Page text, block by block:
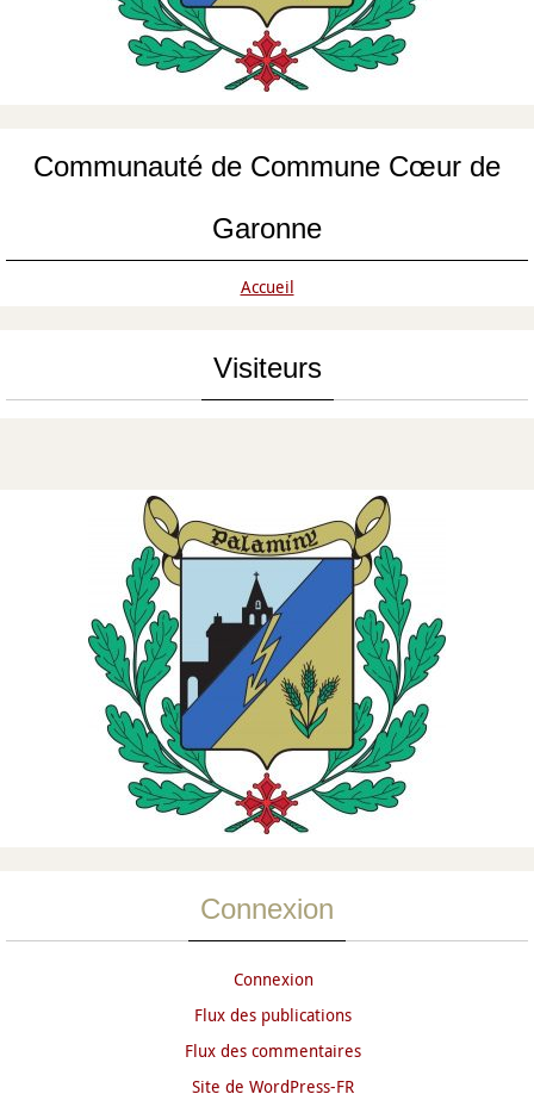
Communauté de Commune Cœur de
Garonne
Accueil
Visiteurs
Connexion
Connexion
Flux des publications
Flux des commentaires
Site de WordPress-FR